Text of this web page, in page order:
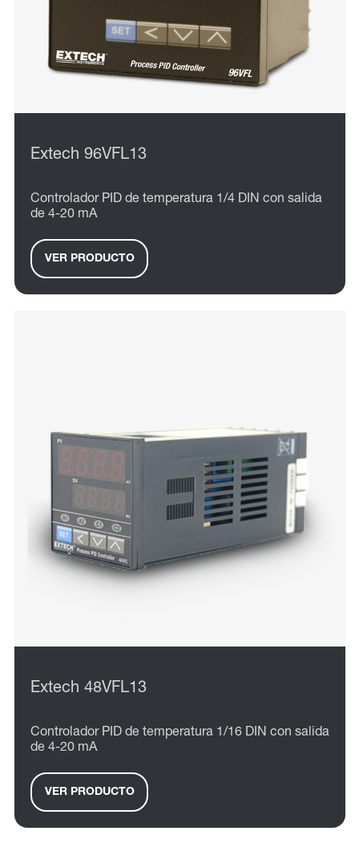
Extech 96VFL13
Controlador PID de temperatura 1/4 DIN con salida
de 4-20 mA
VER PRODUCTO
Extech 48VFL13
Controlador PID de temperatura 1/16 DIN con salida
de 4-20 mA
VER PRODUCTO